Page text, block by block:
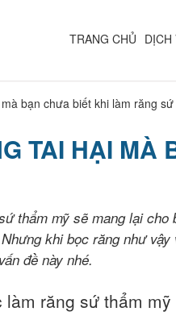
TRANG CHỦ DỊCH
bạn chưa biết khi làm răng
TAI HẠI MÀ
thẩm mỹ sẽ mang lại
khi bọc răng như
đề này nhé.
làm răng sứ thẩm